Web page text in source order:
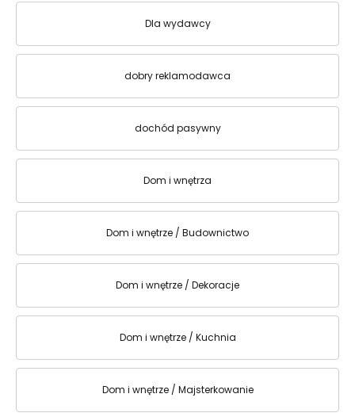
Dla wydawcy
dobry reklamodawca
dochód pasywny
Dom i wnętrza
Dom i wnętrze / Budownictwo
Dom i wnętrze / Dekoracje
Dom i wnętrze / Kuchnia
Dom i wnętrze / Majsterkowanie